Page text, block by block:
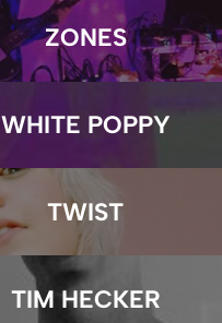
ZONES
WHITE POPPY
TWIST
TIM HECKER